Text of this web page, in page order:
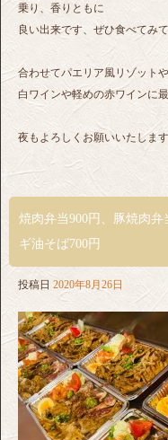
乗り、香りともに
良い出来です、ぜひ食べてみ
合わせてパエリア風リゾット
白ワインや軽めの赤ワインに
夜もよろしくお願いいたしま
焼肉弁当900円、豚焼肉弁
ギ油そば700円
投稿日 2020年8月26日